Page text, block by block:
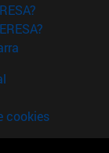
cookies